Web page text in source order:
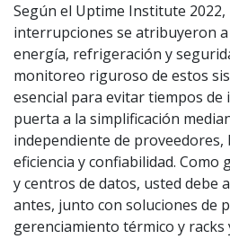
Según el Uptime Institute 2022,
interrupciones se atribuyeron
energía, refrigeración y
monitoreo riguroso de estos
esencial para evitar tiempos de
puerta a la simplificación
independiente de
eficiencia y confiabilidad. Como
y centros de datos, usted debe
antes, junto con soluciones de
gerenciamiento térmico y racks